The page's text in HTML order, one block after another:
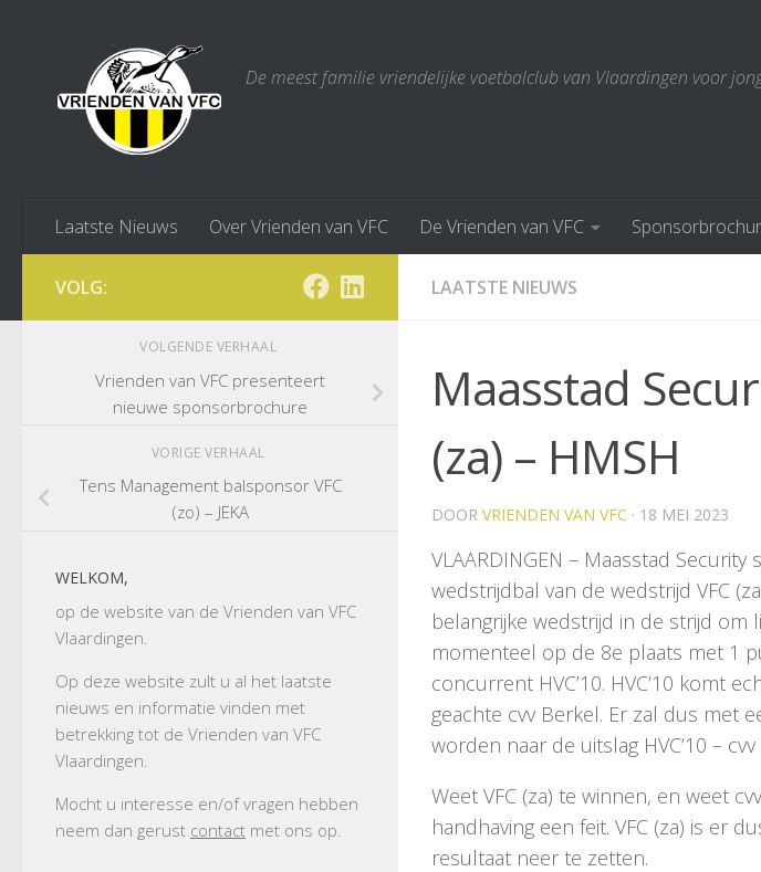
De meest familie vriendelijke voetbalclub van Vlaardingen voor
Laatste Nieuws Over Vrienden van VFC De Vrienden van VFC
LAATSTE NIEUWS
Maasstad
(za) – HMSH
DOOR VRIENDEN VAN VFC · 18 MEI 2023
VLAARDINGEN – Maasstad
wedstrijdbal van de wedstrijd VFC
belangrijke wedstrijd in de strijd om
momenteel op de 8e plaats met 1
concurrent HVC’10. HVC’10 komt
geachte cvv Berkel. Er zal dus met
worden naar de uitslag HVC’10 –
Weet VFC (za) te winnen, en weet
handhaving een feit. VFC (za) is er
resultaat neer te zetten.
VOLG:
VOLGENDE VERHAAL
Vrienden van VFC presenteert
nieuwe sponsorbrochure
VORIGE VERHAAL
Tens Management balsponsor VFC
(zo) – JEKA
WELKOM,
op de website van de Vrienden van VFC
Vlaardingen.
Op deze website zult u al het laatste
nieuws en informatie vinden met
betrekking tot de Vrienden van VFC
Vlaardingen.
Mocht u interesse en/of vragen hebben
neem dan gerust contact met ons op.